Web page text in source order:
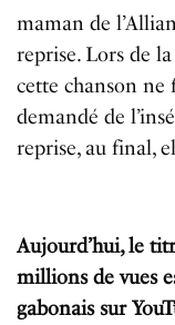
maman de
reprise. Lors de
cette chanson ne
demandé de
reprise, au final,
Aujourd’hui, le
millions de vues
gabonais sur